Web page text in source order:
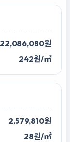
22,086,080원
242원/㎡
2,579,810원
28원/㎡